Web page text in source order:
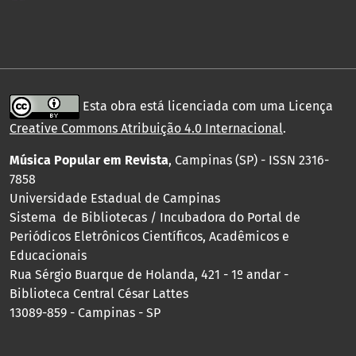
Esta obra está licenciada com uma Licença
Creative Commons Atribuição 4.0 Internacional.
Música Popular em Revista, Campinas (SP) - ISSN 2316-
7858
Universidade Estadual de Campinas
Sistema de Bibliotecas / Incubadora do Portal de
Periódicos Eletrônicos Científicos, Acadêmicos e
Educacionais
Rua Sérgio Buarque de Holanda, 421 - 1º andar -
Biblioteca Central César Lattes
13089-859 - Campinas - SP